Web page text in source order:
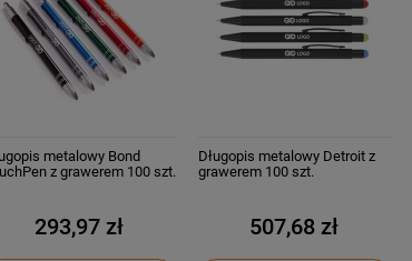
metalowy Bond
z grawerem 100 szt.
293,97 zł
Długopis metalowy Detroit z
grawerem 100 szt.
507,68 zł